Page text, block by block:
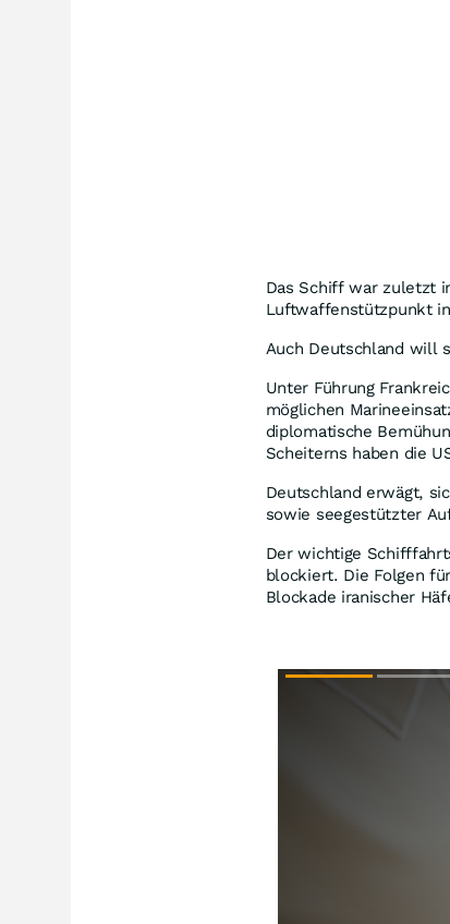
Das Schiff war zuletzt
Luftwaffenstützpunkt
Auch Deutschland will
Unter Führung
möglichen
diplomatische
Scheiterns haben die
Deutschland erwägt,
sowie seegestützter
Der wichtige
blockiert. Die Folgen
Blockade iranischer